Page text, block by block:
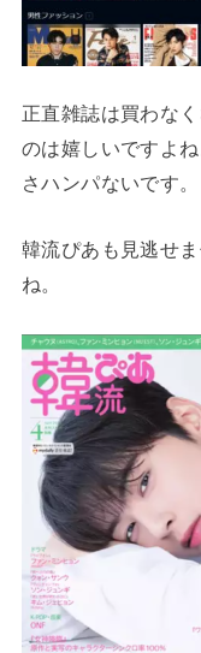
正直雑誌は買わな
のは嬉しいですよ
さハンパないです。
韓流ぴあも見逃せ
ね。